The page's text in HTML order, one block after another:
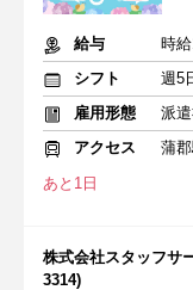
給与
時
シフト
週5
雇用形態
派
アクセス
蒲
あと1日
株式会社スタッフサ
3314)